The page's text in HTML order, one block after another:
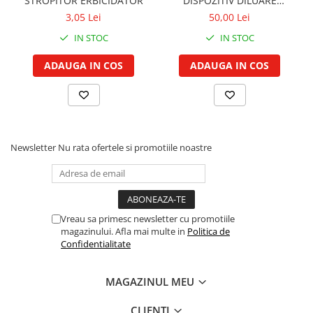
Curele ventilator
Pompe apa
Radiator
Termostat apa
Intinzator de curea
Cilindru hidraulic de ridicare
Bucsa, inel, oring, piese arbore
Cablu hidraulic, piese
Cutie de viteze
Rulmenti cutie viteze
Reductor transmisie
Bolt reductor transmisie
Pinion reductor transmisie
Rulment reductor transmisie
Simering, garnitura reductor
3,05 Lei
IN STOC
ADAUGA IN COS
ERBICIDATOR
50,00 Lei
IN STOC
ADAUGA IN COS
Newsletter Nu rata ofertele si promotiile noastre
Vreau sa primesc newsletter cu promotiile
magazinului. Afla mai multe in Politica de
Confidentialitate
MAGAZINUL MEU
CLIENTI